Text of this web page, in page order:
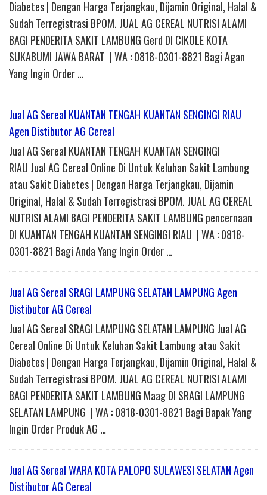
Diabetes | Dengan Harga Terjangkau, Dijamin Original, Halal &
Sudah Terregistrasi BPOM. JUAL AG CEREAL NUTRISI ALAMI
BAGI PENDERITA SAKIT LAMBUNG Gerd DI CIKOLE KOTA
SUKABUMI JAWA BARAT | WA : 0818-0301-8821 Bagi Agan
Yang Ingin Order …
Jual AG Sereal KUANTAN TENGAH KUANTAN SENGINGI RIAU
Agen Distibutor AG Cereal
Jual AG Sereal KUANTAN TENGAH KUANTAN SENGINGI
RIAU Jual AG Cereal Online Di Untuk Keluhan Sakit Lambung
atau Sakit Diabetes | Dengan Harga Terjangkau, Dijamin
Original, Halal & Sudah Terregistrasi BPOM. JUAL AG CEREAL
NUTRISI ALAMI BAGI PENDERITA SAKIT LAMBUNG pencernaan
DI KUANTAN TENGAH KUANTAN SENGINGI RIAU | WA : 0818-
0301-8821 Bagi Anda Yang Ingin Order …
Jual AG Sereal SRAGI LAMPUNG SELATAN LAMPUNG Agen
Distibutor AG Cereal
Jual AG Sereal SRAGI LAMPUNG SELATAN LAMPUNG Jual AG
Cereal Online Di Untuk Keluhan Sakit Lambung atau Sakit
Diabetes | Dengan Harga Terjangkau, Dijamin Original, Halal &
Sudah Terregistrasi BPOM. JUAL AG CEREAL NUTRISI ALAMI
BAGI PENDERITA SAKIT LAMBUNG Maag DI SRAGI LAMPUNG
SELATAN LAMPUNG | WA : 0818-0301-8821 Bagi Bapak Yang
Ingin Order Produk AG …
Jual AG Sereal WARA KOTA PALOPO SULAWESI SELATAN Agen
Distibutor AG Cereal